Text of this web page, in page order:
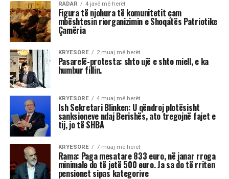
Kur dita barazohet me natën, Meri
Shehu zbulon se çfarë sjell kjo javë
për çdo shenjë
Stina e vjeshtës ka nisur me një energji kozmike
të jashtëzakonshme dhe këtë javë yjet nuk
premtojnë qetësi! Në studion e “Rudina” në Tv